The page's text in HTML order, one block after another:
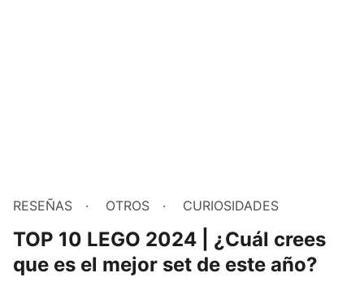
RESEÑAS OTROS CURIOSIDADES
TOP 10 LEGO 2024 | ¿Cuál crees
que es el mejor set de este año?